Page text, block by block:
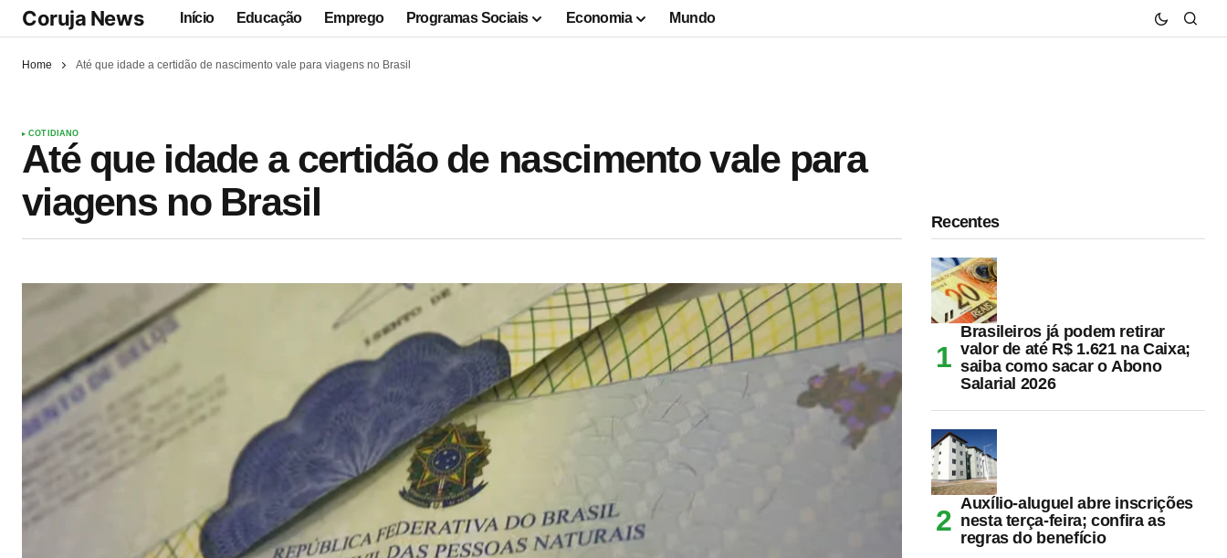
Coruja News Início Educação Emprego Programas Sociais Economia Mundo
Home Até que idade a certidão de nascimento vale para viagens no Brasil
COTIDIANO
Até que idade a certidão de nascimento vale para
viagens no Brasil
Recentes
Brasileiros já podem retirar
valor de até R$ 1.621 na Caixa;
saiba como sacar o Abono
Salarial 2026
Auxílio-aluguel abre inscrições
nesta terça-feira; confira as
regras do benefício